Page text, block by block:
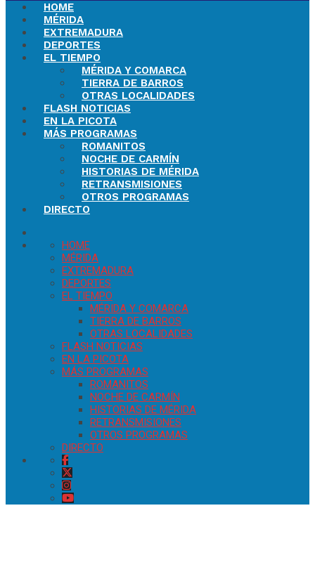
HOME
MÉRIDA
EXTREMADURA
DEPORTES
EL TIEMPO
MÉRIDA Y COMARCA
TIERRA DE BARROS
OTRAS LOCALIDADES
FLASH NOTICIAS
EN LA PICOTA
MÁS PROGRAMAS
ROMANITOS
NOCHE DE CARMÍN
HISTORIAS DE MÉRIDA
RETRANSMISIONES
OTROS PROGRAMAS
DIRECTO
HOME
MÉRIDA
EXTREMADURA
DEPORTES
EL TIEMPO
MÉRIDA Y COMARCA
TIERRA DE BARROS
OTRAS LOCALIDADES
FLASH NOTICIAS
EN LA PICOTA
MÁS PROGRAMAS
ROMANITOS
NOCHE DE CARMÍN
HISTORIAS DE MÉRIDA
RETRANSMISIONES
OTROS PROGRAMAS
DIRECTO